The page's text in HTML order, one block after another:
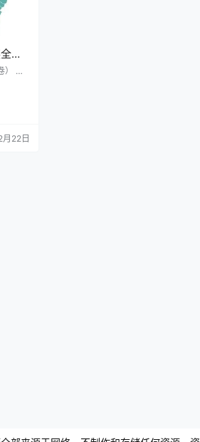
三
） 内
杰
经
博的
22日